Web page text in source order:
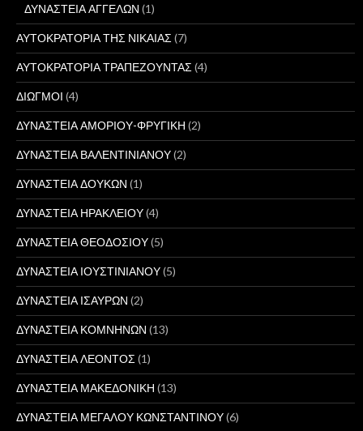
ΔΥΝΑΣΤΕΙΑ ΑΓΓΕΛΩΝ (1)
ΑΥΤΟΚΡΑΤΟΡΙΑ ΤΗΣ ΝΙΚΑΙΑΣ (7)
ΑΥΤΟΚΡΑΤΟΡΙΑ ΤΡΑΠΕΖΟΥΝΤΑΣ (4)
ΔΙΩΓΜΟΙ (4)
ΔΥΝΑΣΤΕΙΑ ΑΜΟΡΙΟΥ-ΦΡΥΓΙΚΗ (2)
ΔΥΝΑΣΤΕΙΑ ΒΑΛΕΝΤΙΝΙΑΝΟΥ(2)
ΔΥΝΑΣΤΕΙΑ ΔΟΥΚΩΝ (1)
ΔΥΝΑΣΤΕΙΑ ΗΡΑΚΛΕΙΟΥ(4)
ΔΥΝΑΣΤΕΙΑ ΘΕΟΔΟΣΙΟΥ(5)
ΔΥΝΑΣΤΕΙΑ ΙΟΥΣΤΙΝΙΑΝΟΥ(5)
ΔΥΝΑΣΤΕΙΑ ΙΣΑΥΡΩΝ (2)
ΔΥΝΑΣΤΕΙΑ ΚΟΜΝΗΝΩΝ (13)
ΔΥΝΑΣΤΕΙΑ ΛΕΟΝΤΟΣ (1)
ΔΥΝΑΣΤΕΙΑ ΜΑΚΕΔΟΝΙΚΗ (13)
ΔΥΝΑΣΤΕΙΑ ΜΕΓΑΛΟΥ ΚΩΝΣΤΑΝΤΙΝΟΥ(6)